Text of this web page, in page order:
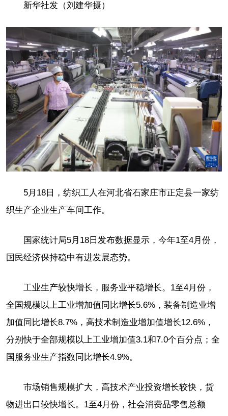
新华社发（刘建华摄）
5月18日，纺织工人在河北省石家庄市正定县一家纺
织生产企业生产车间工作。
国家统计局5月18日发布数据显示，今年1至4月份，
国民经济保持稳中有进发展态势。
工业生产较快增长，服务业平稳增长。1至4月份，
全国规模以上工业增加值同比增长5.6%，装备制造业增
加值同比增长8.7%，高技术制造业增加值增长12.6%，
分别快于全部规模以上工业增加值3.1和7.0个百分点；全
国服务业生产指数同比增长4.9%。
市场销售规模扩大，高技术产业投资增长较快，货
物进出口较快增长。1至4月份，社会消费品零售总额